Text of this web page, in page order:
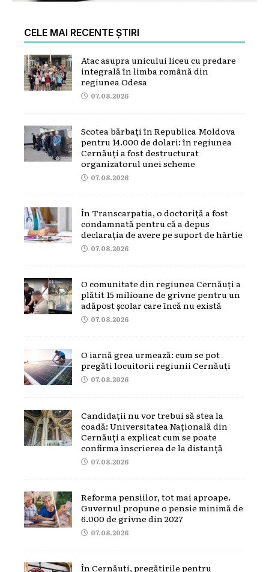
CELE MAI RECENTE ȘTIRI
Atac asupra unicului liceu cu predare
integrală în limba română din
regiunea Odesa
07.08.2026
Scotea bărbați în Republica Moldova
pentru 14.000 de dolari: în regiunea
Cernăuți a fost destructurat
organizatorul unei scheme
07.08.2026
În Transcarpatia, o doctoriță a fost
condamnată pentru că a depus
declarația de avere pe suport de hârtie
07.08.2026
O comunitate din regiunea Cernăuți a
plătit 15 milioane de grivne pentru un
adăpost școlar care încă nu există
07.08.2026
O iarnă grea urmează: cum se pot
pregăti locuitorii regiunii Cernăuți
07.08.2026
Candidații nu vor trebui să stea la
coadă: Universitatea Națională din
Cernăuți a explicat cum se poate
confirma înscrierea de la distanță
07.08.2026
Reforma pensiilor, tot mai aproape.
Guvernul propune o pensie minimă de
6.000 de grivne din 2027
07.08.2026
În Cernăuți, pregătirile pentru